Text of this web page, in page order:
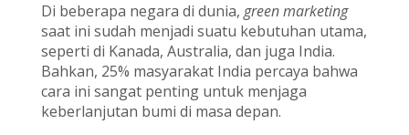
Di beberapa negara di dunia,green marketing
saat ini sudah menjadi suatu kebutuhan utama,
seperti di Kanada, Australia, dan juga India.
Bahkan, 25% masyarakat India percaya bahwa
cara ini sangat penting untuk menjaga
keberlanjutan bumi di masa depan.